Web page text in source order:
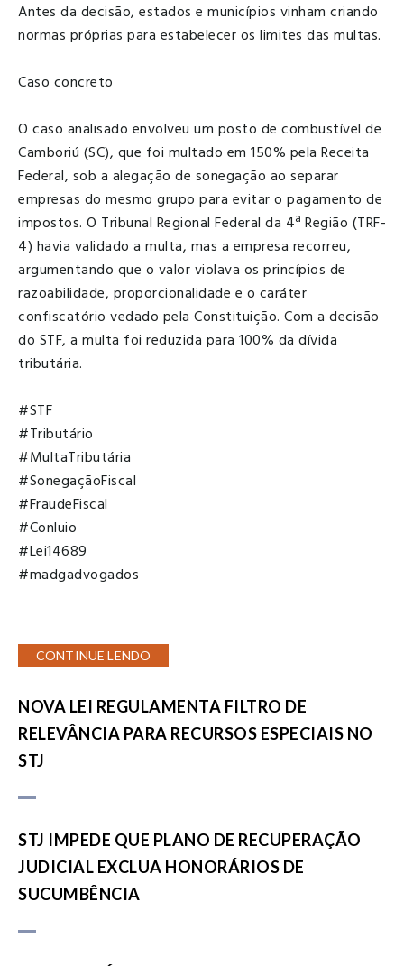
Antes da decisão, estados e municípios vinham criando
normas próprias para estabelecer os limites das multas.
Caso concreto
O caso analisado envolveu um posto de combustível de
Camboriú (SC), que foi multado em 150% pela Receita
Federal, sob a alegação de sonegação ao separar
empresas do mesmo grupo para evitar o pagamento de
impostos. O Tribunal Regional Federal da 4ª Região (TRF-
4) havia validado a multa, mas a empresa recorreu,
argumentando que o valor violava os princípios de
razoabilidade, proporcionalidade e o caráter
confiscatório vedado pela Constituição. Com a decisão
do STF, a multa foi reduzida para 100% da dívida
tributária.
#STF
#Tributário
#MultaTributária
#SonegaçãoFiscal
#FraudeFiscal
#Conluio
#Lei14689
#madgadvogados
CONTINUE LENDO
NOVA LEI REGULAMENTA FILTRO DE
RELEVÂNCIA PARA RECURSOS ESPECIAIS NO
STJ
STJ IMPEDE QUE PLANO DE RECUPERAÇÃO
JUDICIAL EXCLUA HONORÁRIOS DE
SUCUMBÊNCIA